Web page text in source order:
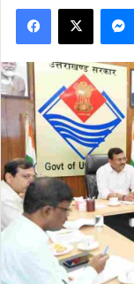
Facebook
X